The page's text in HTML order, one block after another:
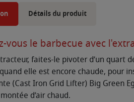
Détails du produit
vous le barbecue avec
faites-le pivoter d’un quart
elle est encore chaude, pour
(Cast Iron Grid Lifter) Big Green
d’air chaud.